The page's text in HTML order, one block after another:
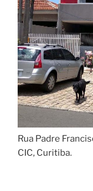
Rua Padre
CIC, Curitiba.